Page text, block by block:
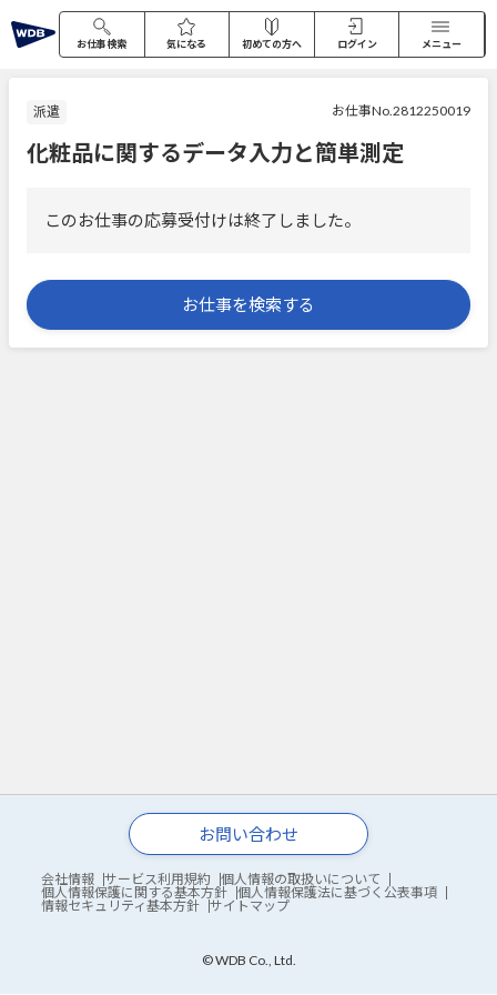
お仕事検索 気になる 初めての方へ ログイン メニュー
派遣 お仕事No.2812250019
化粧品に関するデータ入力と簡単測定
このお仕事の応募受付けは終了しました。
お仕事を検索する
お問い合わせ
会社情報 サービス利用規約
個人情報の取扱いについて
個人情報保護に関する基本方針
個人情報保護法に基づく公表事項
情報セキュリティ基本方針
サイトマップ
© WDB Co., Ltd.